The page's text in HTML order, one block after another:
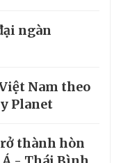
ngàn
Nam theo
Planet
thành hòn